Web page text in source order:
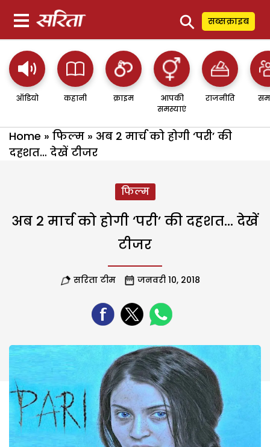
⚲ सब्सक्राइब
ऑडियो कहानी क्राइम
आपकी
समस्याएं
राजनीति
Home » फिल्म » अब 2 मार्च को होगी ‘परी’ की
दहशत… देखें टीजर
फिल्म
अब 2 मार्च को होगी ‘परी’ की दहशत… देखें
टीजर
सरिता टीम जनवरी 10, 2018